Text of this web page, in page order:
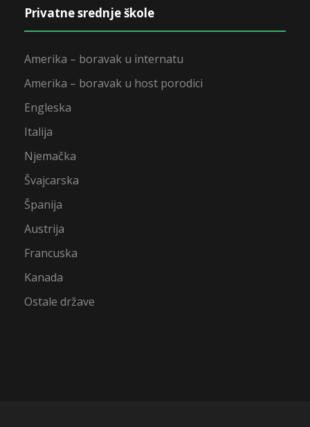
Privatne srednje škole
Amerika – boravak u internatu
Amerika – boravak u host porodici
Engleska
Italija
Njemačka
Švajcarska
Španija
Austrija
Francuska
Kanada
Ostale države